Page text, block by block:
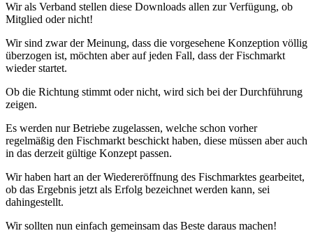
Wir als Verband stellen diese Downloads allen zur Verfügung, ob
Mitglied oder nicht!
Wir sind zwar der Meinung, dass die vorgesehene Konzeption völlig
überzogen ist, möchten aber auf jeden Fall, dass der Fischmarkt
wieder startet.
Ob die Richtung stimmt oder nicht, wird sich bei der Durchführung
zeigen.
Es werden nur Betriebe zugelassen, welche schon vorher
regelmäßig den Fischmarkt beschickt haben, diese müssen aber auch
in das derzeit gültige Konzept passen.
Wir haben hart an der Wiedereröffnung des Fischmarktes gearbeitet,
ob das Ergebnis jetzt als Erfolg bezeichnet werden kann, sei
dahingestellt.
Wir sollten nun einfach gemeinsam das Beste daraus machen!